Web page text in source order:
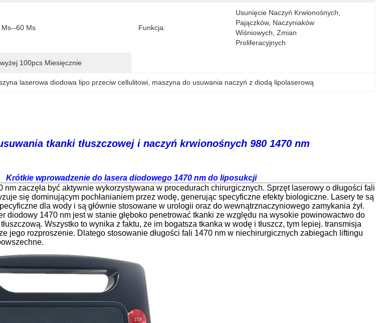
Ms--60 Ms Funkcja:
Usunięcie Naczyń Krwionośnych,
Pajączków, Naczyniaków
Wiśniowych, Zmian
Proliferacyjnych
100pcs Miesięcznie
laserowa diodowa lipo przeciw cellulitowi maszyna do usuwania naczyń z diodą lipolaserową
tkanki tłuszczowej i naczyń krwionośnych 980 1470 nm
Krótkie wprowadzenie do lasera diodowego 1470 nm do liposukcji
nm zaczęła być aktywnie wykorzystywana w procedurach chirurgicznych. Sprzęt laserowy o długości fali
się dominującym pochłanianiem przez wodę, generując specyficzne efekty biologiczne. Lasery te są
dla wody i są głównie stosowane w urologii oraz do wewnątrznaczyniowego zamykania żył.
diodowy 1470 nm jest w stanie głęboko penetrować tkanki ze względu na wysokie powinowactwo do
Wszystko to wynika z faktu, że im bogatsza tkanka w wodę i tłuszcz, tym lepiej. transmisja
jego rozproszenie. Dlatego stosowanie długości fali 1470 nm w niechirurgicznych zabiegach liftingu